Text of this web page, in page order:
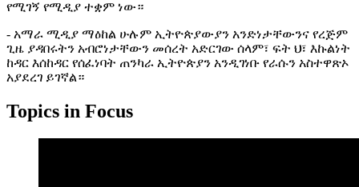
የሚገኝ የሚዲያ ተቋም ነው።
- አማራ ሚዲያ ማዕከል ሁሉም ኢትዮጵያውያን አንድነታቸውንና የረጅም
ጊዜ ያዳበሩትን አብሮነታቸውን መሰረት አድርገው ሰላም፣ ፍት ህ፣ እኩልነት
ከዳር እሰከዳር የሰፈነባት ጠንካራ ኢትዮጵያን አንዲገነቡ የራሱን አስተዋጽኦ
አያደረገ ይገኛል።
Topics in Focus